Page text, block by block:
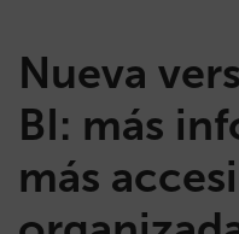
Nueva
BI: más
más